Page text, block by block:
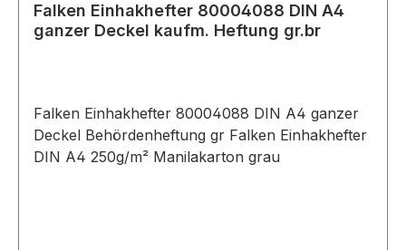
Falken Einhakhefter 80004088 DIN A4
ganzer Deckel kaufm. Heftung gr.br
Falken Einhakhefter 80004088 DIN A4 ganzer
Deckel Behördenheftung gr Falken Einhakhefter
DIN A4 250g/m² Manilakarton grau